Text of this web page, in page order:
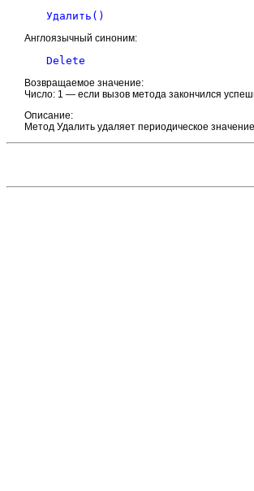
Англоязычный синоним:
Возвращаемое значение:
Число: 1 — если вызов метода закончился
Описание:
Метод Удалить удаляет периодическое